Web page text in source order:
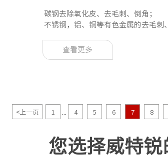
碳钢去除氧化皮、去毛刺、倒角；
不锈钢，铝、铜等有色金属的去毛刺
查看更多
<上一页 1 4 5 6 7 8
您选择威特锐